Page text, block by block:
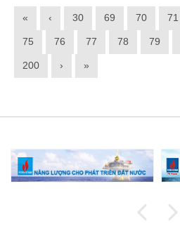
« ‹ 30 69 70 71
75 76 77 78 79
200 › »